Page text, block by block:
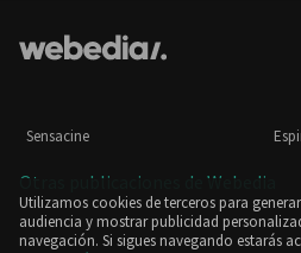
Sensacine
Otras publicaciones de Webedia
Utilizamos cookies de terceros para
audiencia y mostrar publicidad
navegación. Si sigues navegando estarás